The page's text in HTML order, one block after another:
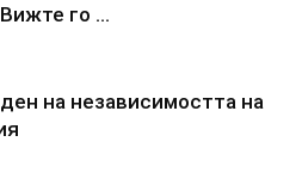
го …
на независимостта на